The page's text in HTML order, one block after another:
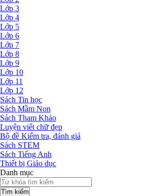
Lớp 3
Lớp 4
Lớp 5
Lớp 6
Lớp 7
Lớp 8
Lớp 9
Lớp 10
Lớp 11
Lớp 12
Sách Tin học
Sách Mầm Non
Sách Tham Khảo
Luyện viết chữ đẹp
Bộ đề Kiểm tra, đánh giá
Sách STEM
Sách Tiếng Anh
Thiết bị Giáo dục
Danh mục
Tìm kiếm